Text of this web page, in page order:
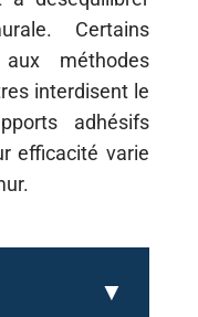
Certains
méthodes
interdisent le
adhésifs
efficacité varie